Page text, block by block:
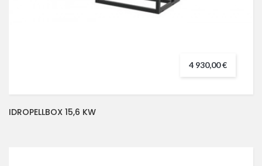
4 930,00 €
IDROPELLBOX 15,6 KW